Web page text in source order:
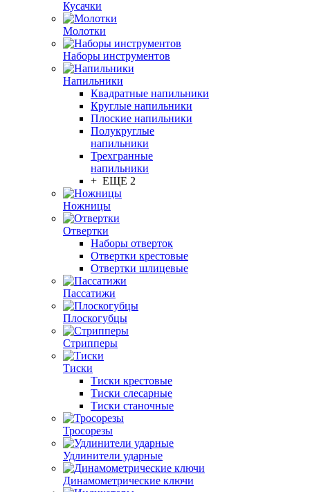
Кусачки
Молотки
Наборы инструментов
Напильники
Квадратные напильники
Круглые напильники
Плоские напильники
Полукруглые
напильники
Трехгранные
напильники
+ ЕЩЕ 2
Ножницы
Отвертки
Наборы отверток
Отвертки крестовые
Отвертки шлицевые
Пассатижи
Плоскогубцы
Стрипперы
Тиски
Тиски крестовые
Тиски слесарные
Тиски станочные
Тросорезы
Удлинители ударные
Динамометрические ключи